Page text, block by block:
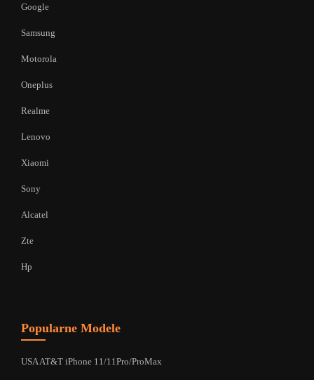
Google
Samsung
Motorola
Oneplus
Realme
Lenovo
Xiaomi
Sony
Alcatel
Zte
Hp
Popularne Modele
USA AT&T iPhone 11/11Pro/ProMax